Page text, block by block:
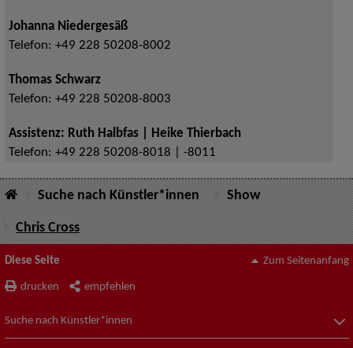
Johanna Niedergesäß
Telefon: +49 228 50208-8002
Thomas Schwarz
Telefon: +49 228 50208-8003
Assistenz: Ruth Halbfas | Heike Thierbach
Telefon: +49 228 50208-8018 | -8011
Suche nach Künstler*innen Show
Chris Cross
Diese Seite
drucken empfehlen
Zum Seitenanfang
Suche nach Künstler*innen